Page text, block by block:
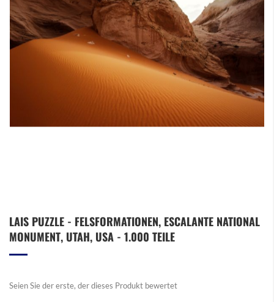
Anfang
der
LAIS PUZZLE - FELSFORMATIONEN, ESCALANTE NATIONAL
MONUMENT, UTAH, USA - 1.000 TEILE
Seien Sie der erste, der dieses Produkt bewertet